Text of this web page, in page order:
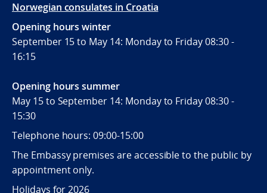
Norwegian consulates in Croatia
Opening hours winter
September 15 to May 14: Monday to Friday 08:30 -
16:15
Opening hours summer
May 15 to September 14: Monday to Friday 08:30 -
15:30
Telephone hours: 09:00-15:00
The Embassy premises are accessible to the public by
appointment only.
Holidays for 2026